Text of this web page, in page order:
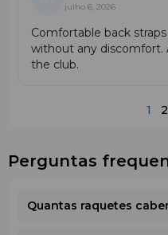
julho 6, 2026
Comfortable back
without any discomfort.
the club.
1 2
Perguntas
Quantas raquetes